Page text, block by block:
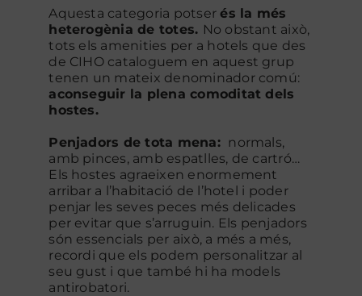
Aquesta categoria potserés la més
heterogènia de totes. No obstant això,
tots els amenities per a hotels que des
de CIHO cataloguem en aquest grup
tenen un mateix denominador comú:
aconseguir la plena comoditat dels
hostes.
Penjadors de tota mena: normals,
amb pinces, amb espatlles, de cartró…
Els hostes agraeixen enormement
arribar a l’habitació de l’hotel i poder
penjar les seves peces més delicades
per evitar que s’arruguin. Els penjadors
són essencials per això, a més a més,
recordi que els podem personalitzar al
seu gust i que també hi ha models
antirobatori.